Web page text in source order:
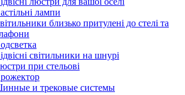
лампи
близько притулені до стелі та
світильники на шнурі
при стельові
и трековые системы